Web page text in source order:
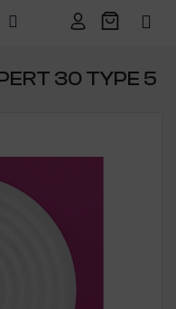
30 TYPE 5